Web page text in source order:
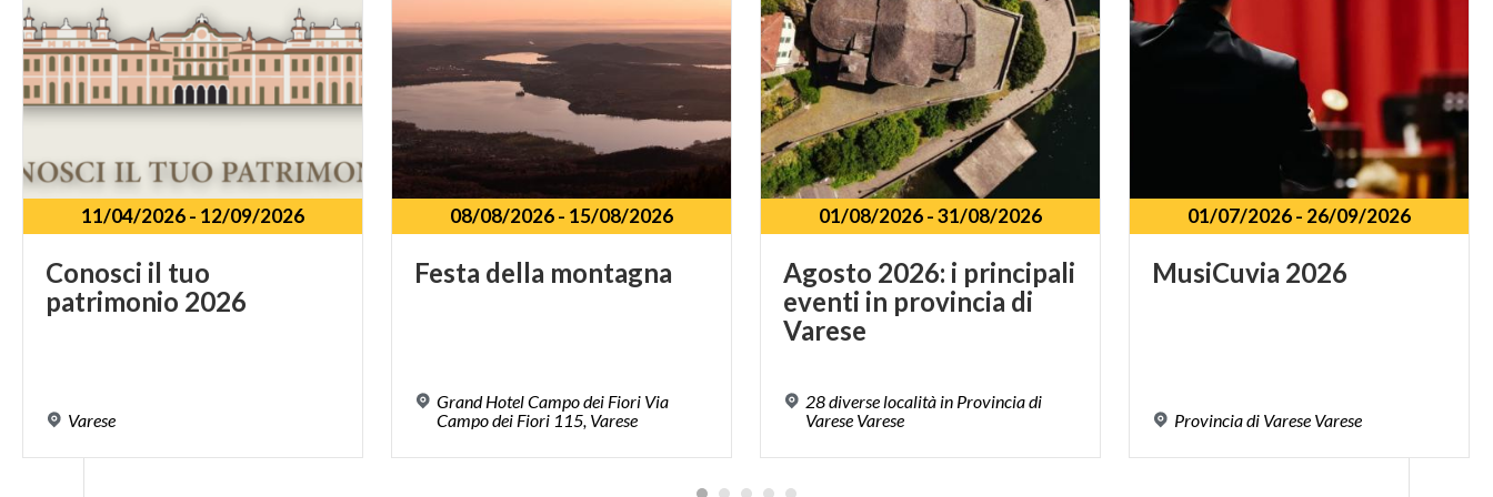
11/04/2026- 12/09/2026
Conosci il tuo
patrimonio 2026
Varese
08/08/2026- 15/08/2026
Festa della montagna
Grand Hotel Campo dei Fiori Via
Campo dei Fiori 115, Varese
01/08/2026-31/08/2026
Agosto 2026: i principali
eventi in provincia di
Varese
28 diverse località in Provincia di
Varese Varese
01/07/2026- 26/09/2026
MusiCuvia 2026
Provinciadi Varese Varese